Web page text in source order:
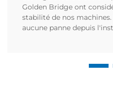
Golden Bridge ont
stabilité de nos
aucune panne depuis